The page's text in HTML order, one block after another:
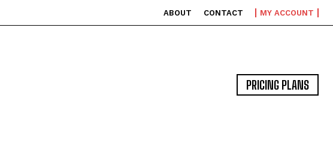
ABOUT CONTACT MY ACCOUNT
PRICING PLANS